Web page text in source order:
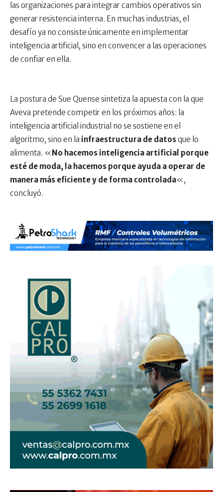
las organizaciones para integrar cambios operativos sin
generar resistencia interna. En muchas industrias, el
desafío ya no consiste únicamente en implementar
inteligencia artificial, sino en convencer a las operaciones
de confiar en ella.
La postura de Sue Quense sintetiza la apuesta con la que
Aveva pretende competir en los próximos años: la
inteligencia artificial industrial no se sostiene en el
algoritmo, sino en la infraestructura de datosque lo
alimenta. « No hacemos inteligencia artificial porque
esté de moda, la hacemos porque ayuda a operar de
manera más eficiente y de forma controlada«,
concluyó.